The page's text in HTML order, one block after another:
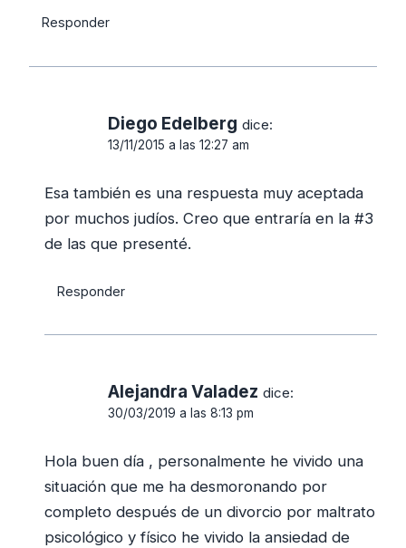
Responder
Diego Edelberg dice:
13/11/2015 a las 12:27 am
Esa también es una respuesta muy aceptada
por muchos judíos. Creo que entraría en la #3
de las que presenté.
Responder
Alejandra Valadez dice:
30/03/2019 a las 8:13 pm
Hola buen día , personalmente he vivido una
situación que me ha desmoronando por
completo después de un divorcio por maltrato
psicológico y físico he vivido la ansiedad de